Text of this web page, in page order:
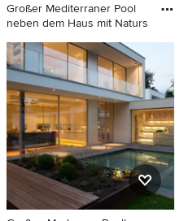
Großer Mediterraner Pool
neben dem Haus mit Naturs
Großer Mediterraner Pool
neben dem Haus mit
Natursteinplatten in Marseille